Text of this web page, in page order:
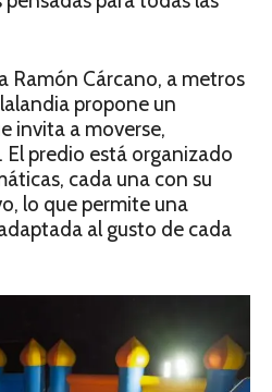
Ramón Cárcano, a metros
propone un
invita a moverse,
El predio está organizado
cada una con su
lo que permite una
al gusto de cada